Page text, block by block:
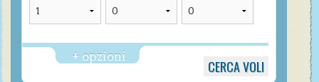
+ opzioni